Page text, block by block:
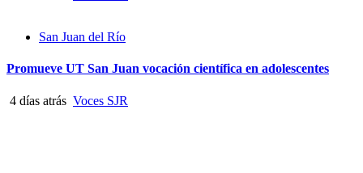
San Juan del Río
Promueve UT San Juan vocación científica en adolescentes
4 días atrás Voces SJR